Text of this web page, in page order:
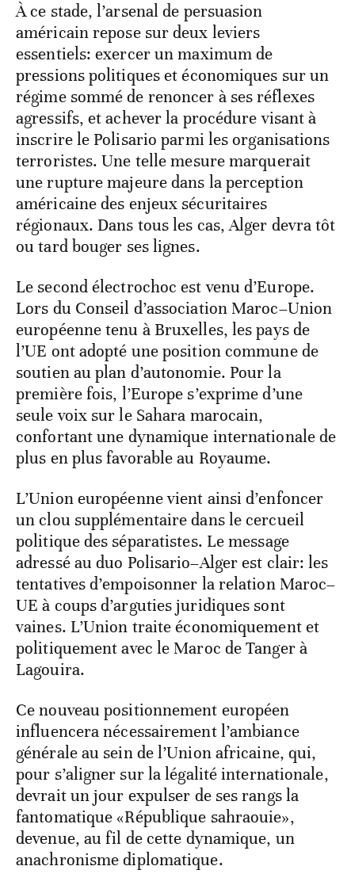
À ce stade, l’arsenal de persuasion
américain repose sur deux leviers
essentiels: exercer un maximum de
pressions politiques et économiques sur un
régime sommé de renoncer à ses réflexes
agressifs, et achever la procédure visant à
inscrire le Polisario parmi les organisations
terroristes. Une telle mesure marquerait
une rupture majeure dans la perception
américaine des enjeux sécuritaires
régionaux. Dans tous les cas, Alger devra tôt
ou tard bouger ses lignes.
Le second électrochoc est venu d’Europe.
Lors du Conseil d’association Maroc–Union
européenne tenu à Bruxelles, les pays de
l’UE ont adopté une position commune de
soutien au plan d’autonomie. Pour la
première fois, l’Europe s’exprime d’une
seule voix sur le Sahara marocain,
confortant une dynamique internationale de
plus en plus favorable au Royaume.
L’Union européenne vient ainsi d’enfoncer
un clou supplémentaire dans le cercueil
politique des séparatistes. Le message
adressé au duo Polisario–Alger est clair: les
tentatives d’empoisonner la relation Maroc–
UE à coups d’arguties juridiques sont
vaines. L’Union traite économiquement et
politiquement avec le Maroc de Tanger à
Lagouira.
Ce nouveau positionnement européen
influencera nécessairement l’ambiance
générale au sein de l’Union africaine, qui,
pour s’aligner sur la légalité internationale,
devrait un jour expulser de ses rangs la
fantomatique «République sahraouie»,
devenue, au fil de cette dynamique, un
anachronisme diplomatique.